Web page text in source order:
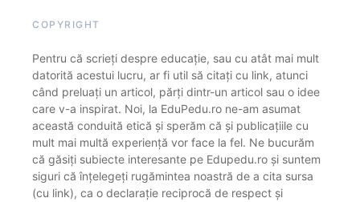
COPYRIGHT
Pentru că scrieți despre educație, sau cu atât mai mult
datorită acestui lucru, ar fi util să citați cu link, atunci
când preluați un articol, părți dintr-un articol sau o idee
care v-a inspirat. Noi, la EduPedu.ro ne-am asumat
această conduită etică și sperăm că și publicațiile cu
mult mai multă experiență vor face la fel. Ne bucurăm
că găsiți subiecte interesante pe Edupedu.ro și suntem
siguri că înțelegeți rugămintea noastră de a cita sursa
(cu link), ca o declarație reciprocă de respect și